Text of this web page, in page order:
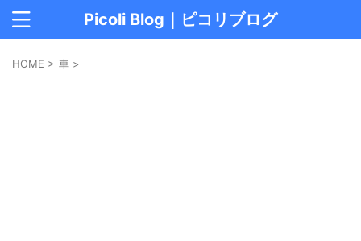
Picoli Blog｜ピコリブログ
HOME > 車 >